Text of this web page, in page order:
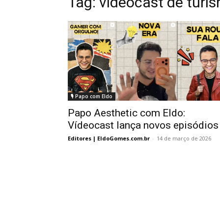
🎙️ Papo com Eldo
Papo Aesthetic com Eldo:
Vídeocast lança novos episódios
Editores | EldoGomes.com.br - 14 de março de 2026